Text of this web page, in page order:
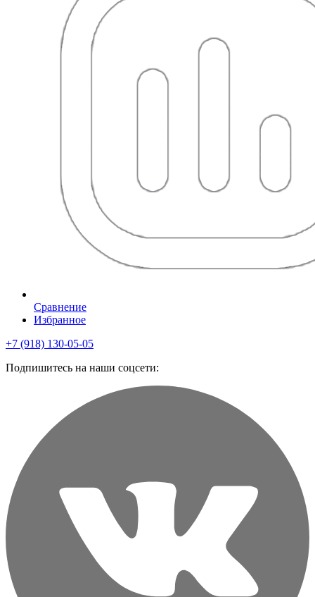
Сравнение
Избранное
+7 (918) 130-05-05
Подпишитесь на наши соцсети: